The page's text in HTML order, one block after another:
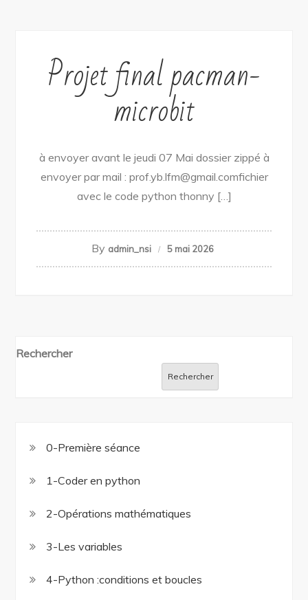
Projet final pacman-
microbit
à envoyer avant le jeudi 07 Mai dossier zippé à
envoyer par mail : prof.yb.lfm@gmail.comfichier
avec le code python thonny […]
By admin_nsi 5 mai 2026
Rechercher
Rechercher
0-Première séance
1-Coder en python
2-Opérations mathématiques
3-Les variables
4-Python :conditions et boucles